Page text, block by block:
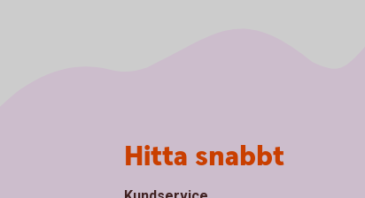
Hitta snabbt